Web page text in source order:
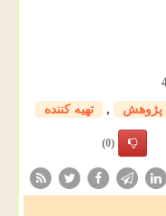
پژوهش , تهیه كننده
(0)